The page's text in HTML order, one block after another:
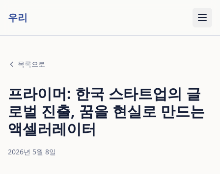
우리
목록으로
프라이머: 한국 스타트업의 글
로벌 진출, 꿈을 현실로 만드는
액셀러레이터
2026년 5월 8일